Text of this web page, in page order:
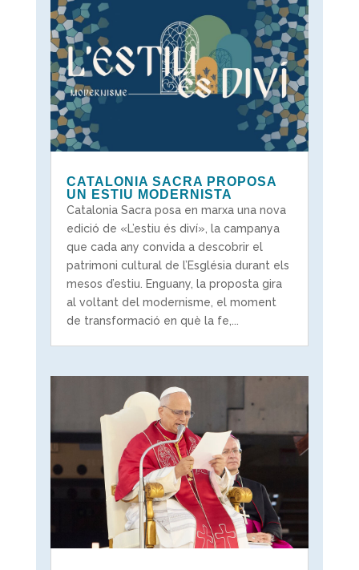
CATALONIA SACRA PROPOSA
UN ESTIU MODERNISTA
Catalonia Sacra posa en marxa una nova
edició de «L’estiu és diví», la campanya
que cada any convida a descobrir el
patrimoni cultural de l’Església durant els
mesos d’estiu. Enguany, la proposta gira
al voltant del modernisme, el moment
de transformació en què la fe,...